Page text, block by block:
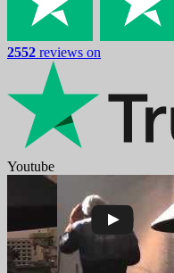
2552 reviews on
Youtube